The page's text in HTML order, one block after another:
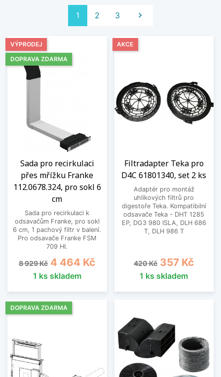
1 2 3 Další

Sada pro recirkulaci
přes mřížku Franke
112.0678.324, pro sokl 6
cm
Sada pro recirkulaci k
odsavačům Franke, pro sokl
6 cm, 1 pachový filtr v balení.
Pro odsavače Franke FSM
709 HI.
Běžná cena
8 929 Kč Cena
4 464 Kč
1 ks skladem
VÝPRODEJ
DOPRAVA ZDARMA
Filtradapter Teka pro
D4C 61801340, set 2 ks
Adaptér pro montáž
uhlíkových filtrů pro
digestoře Teka. Kompatibilní
odsavače Teka - DHT 1285
EP, DG3 980 ISLA, DLH 686
T, DLH 986 T
Běžná cena
420 Kč Cena
357 Kč
1 ks skladem
AKCE
DOPRAVA ZDARMA